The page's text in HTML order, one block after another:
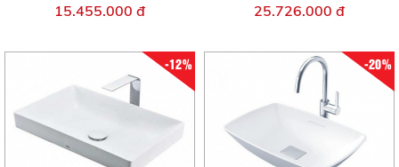
15.455.000 đ 25.726.000 đ
-12% -20%